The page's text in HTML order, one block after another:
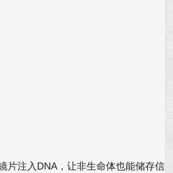
片注入DNA，让非生命体也能储存信